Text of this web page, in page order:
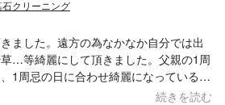
クリーニング
ました。遠方の為なかなか自分では出
…等綺麗にして頂きました。父親の1周
1周忌の日に合わせ綺麗になっているよ
き本当に助かりました。お供え等も必要
続きを読む